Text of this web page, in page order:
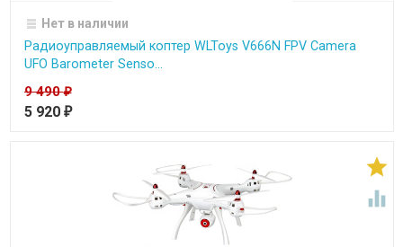
Нет в наличии
Радиоуправляемый коптер WLToys V666N FPV Camera
UFO Barometer Senso...
9 490₽
5 920 ₽

